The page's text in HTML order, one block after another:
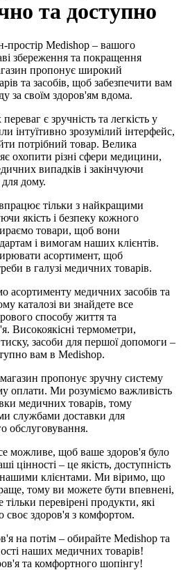
та доступно
простір Medishop – вашого
збереження та покращення
пропонує широкий
та засобів, щоб забезпечити вам
за своїм здоров'ям вдома.
є зручність та легкість у
інтуїтивно зрозумілий інтерфейс,
потрібний товар. Велика
охопити різні сфери медицини,
випадків і закінчуючи
дому.
тільки з найкращими
якість і безпеку кожного
товари, щоб вони
і вимогам наших клієнтів.
асортимент, щоб
в галузі медичних товарів.
асортименту медичних засобів та
каталозі ви знайдете все
способу життя та
Високоякісні термометри,
засоби для першої допомоги –
вам в Medishop.
пропонує зручну систему
оплати. Ми розуміємо важливість
медичних товарів, тому
службами доставки для
обслуговування.
можливе, щоб ваше здоров'я було
цінності – це якість, доступність
нашими клієнтами. Ми віримо, що
тому ви можете бути впевнені,
перевірені продукти, які
здоров'я з комфортом.
на потім – обирайте Medishop та
наших медичних товарів!
та комфортного шопінгу!